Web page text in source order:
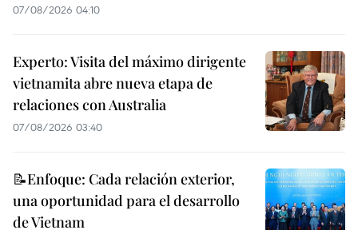
07/08/2026 04:10
Experto: Visita del máximo dirigente
vietnamita abre nueva etapa de
relaciones con Australia
07/08/2026 03:40
📝Enfoque: Cada relación exterior,
una oportunidad para el desarrollo
de Vietnam